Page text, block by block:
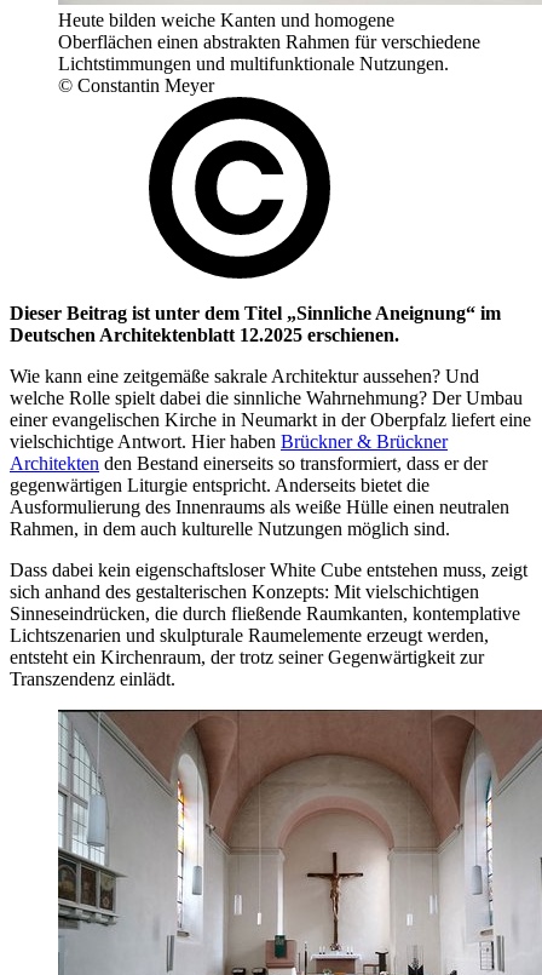
Heute bilden weiche Kanten und homogene
Oberflächen einen abstrakten Rahmen für verschiedene
Lichtstimmungen und multifunktionale Nutzungen.
© Constantin Meyer
Dieser Beitrag ist unter dem Titel „Sinnliche Aneignung“ im
Deutschen Architektenblatt 12.2025 erschienen.
Wie kann eine zeitgemäße sakrale Architektur aussehen? Und
welche Rolle spielt dabei die sinnliche Wahrnehmung? Der Umbau
einer evangelischen Kirche in Neumarkt in der Oberpfalz liefert eine
vielschichtige Antwort. Hier haben Brückner & Brückner
Architekten den Bestand einerseits so transformiert, dass er der
gegenwärtigen Liturgie entspricht. Anderseits bietet die
Ausformulierung des Innenraums als weiße Hülle einen neutralen
Rahmen, in dem auch kulturelle Nutzungen möglich sind.
Dass dabei kein eigenschaftsloser White Cube entstehen muss, zeigt
sich anhand des gestalterischen Konzepts: Mit vielschichtigen
Sinneseindrücken, die durch fließende Raumkanten, kontemplative
Lichtszenarien und skulpturale Raumelemente erzeugt werden,
entsteht ein Kirchenraum, der trotz seiner Gegenwärtigkeit zur
Transzendenz einlädt.